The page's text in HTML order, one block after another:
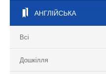
АНГЛІЙСЬКА
Всі
Дошкілля